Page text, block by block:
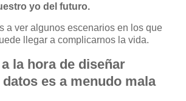
yo del futuro.
a ver algunos escenarios en los que
llegar a complicarnos la vida.
a la hora de diseñar
es a menudo mala